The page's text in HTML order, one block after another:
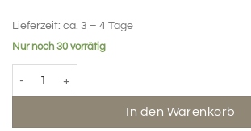
Lieferzeit: ca. 3 – 4 Tage
Nur noch 30 vorrätig
In den Warenkorb